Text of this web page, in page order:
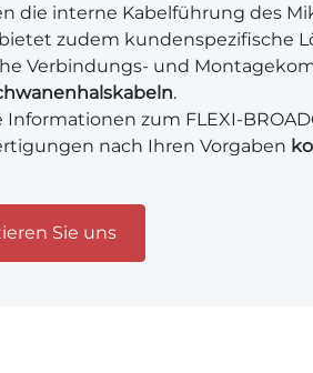
die interne Kabelführung des
zudem kundenspezifische
Verbindungs- und
.
Informationen zum FLEXI-
nach Ihren Vorgaben
Sie uns